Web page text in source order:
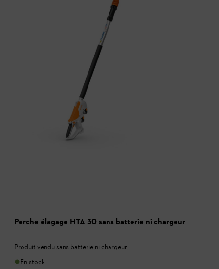
Perche élagage HTA 30 sans batterie ni chargeur
Produit vendu sans batterie ni chargeur
En stock